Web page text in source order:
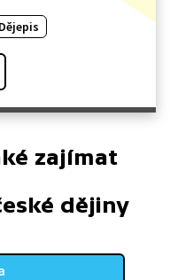
Dějepis
zajímat
dějiny